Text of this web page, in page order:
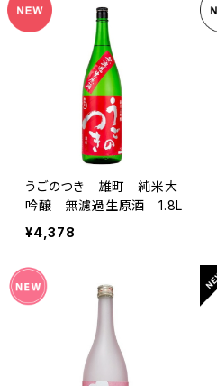
うごのつき 雄町 純米大
吟醸 無濾過生原酒 1.8L
¥4,378